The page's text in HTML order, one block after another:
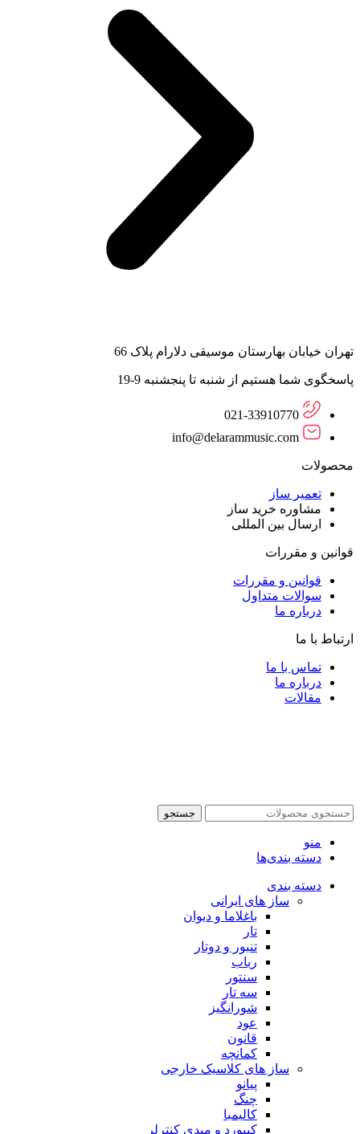
تهران خیابان بهارستان موسیقی دلارام پلاک 66
پاسخگوی شما هستیم از شنبه تا پنجشنبه 9-19
021-33910770
info@delarammusic.com
محصولات
تعمیر ساز
مشاوره خرید ساز
ارسال بین المللی
قوانین و مقررات
قوانین و مقررات
سوالات متداول
درباره ما
ارتباط با ما
تماس با ما
درباره ما
مقالات
جستجو
منو
دسته بندی‌ها
دسته بندی
ساز های ایرانی
باغلاما و دیوان
تار
تنبور و دوتار
رباب
سنتور
سه تار
شورانگیز
عود
قانون
کمانچه
ساز های کلاسیک خارجی
پیانو
چنگ
کالیمبا
کیبورد و میدی کنترلر